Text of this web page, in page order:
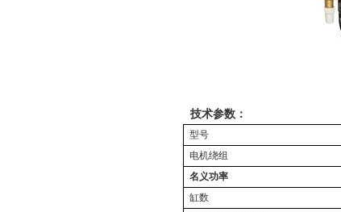
技术参数：
型号
电机绕组
名义功率
缸数